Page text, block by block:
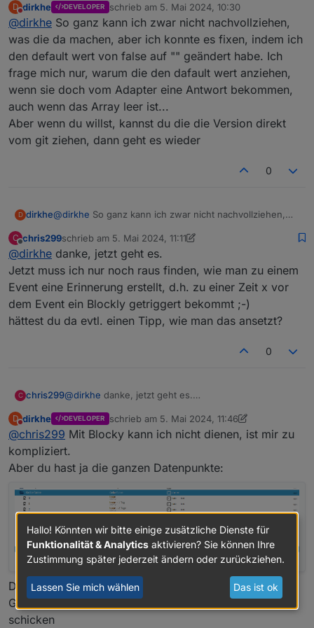
zu tun, kannste also ignorieren.
Den bug versuche ich jetzt mal genauer zu lokalisieren
und muß dann ein issue auf github aufmachen, damit
die das Fixen können. Die Selectbox wird nicht mehr
korrekt aufgebaut, zumindest, wenn der Inhalt
dynamisch ist.
D
Nicht stören
dirkhe DEVELOPER schrieb am 5. Mai 2024, 10:30
zuletzt editiert von
@dirkhe So ganz kann ich zwar nicht nachvollziehen,
was die da machen, aber ich konnte es fixen, indem ich
den default wert von false auf "" geändert habe. Ich
frage mich nur, warum die den dafault wert anziehen,
wenn sie doch vom Adapter eine Antwort bekommen,
auch wenn das Array leer ist...
Aber wenn du willst, kannst du die die Version direkt
vom git ziehen, dann geht es wieder
0
D dirkhe@dirkhe So ganz kann ich zwar nicht nachvollziehen,
den default wert von false auf "" geändert habe. Ich
frage mich nur, warum die den dafault wert anziehen,
wenn sie doch vom Adapter eine Antwort bekommen,
auch wenn das Array leer ist...
Aber wenn du willst, kannst du die die Version direkt
vom git ziehen, dann geht es wieder
C
Offline
chris299schrieb am 5. Mai 2024, 11:11
zuletzt editiert von chris299 5. Mai 2024, 13:17
@dirkhe danke, jetzt geht es.
Jetzt muss ich nur noch raus finden, wie man zu einem
Event eine Erinnerung erstellt, d.h. zu einer Zeit x vor
dem Event ein Blockly getriggert bekommt ;-)
hättest du da evtl. einen Tipp, wie man das ansetzt?
0
C chris299@dirkhe danke, jetzt geht es.
einem Event eine Erinnerung erstellt, d.h. zu einer
Zeit x vor dem Event ein Blockly getriggert bekommt
;-)
hättest du da evtl. einen Tipp, wie man das ansetzt?
D
Nicht stören
dirkhe DEVELOPER schrieb am 5. Mai 2024, 11:46
zuletzt editiert von dirkhe 5. Mai 2024, 14:08
@chris299 Mit Blocky kann ich nicht dienen, ist mir zu
kompliziert.
Aber du hast ja die ganzen Datenpunkte:
Da kannst dann auf Änderung hören und sobald die
Gefüllt sind, kanst du dir eine Benachrichtigung
schicken
Hallo! Könnten wir bitte einige zusätzliche Dienste für
Funktionalität & Analytics aktivieren? Sie können Ihre
Zustimmung später jederzeit ändern oder zurückziehen.
Lassen Sie mich wählen Das ist ok